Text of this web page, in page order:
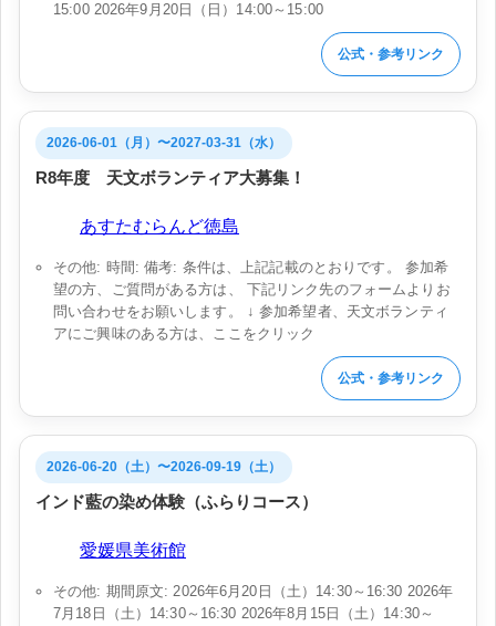
15:00 2026年9月20日（日）14:00～15:00
公式・参考リンク
2026-06-01（月）〜2027-03-31（水）
R8年度 天文ボランティア大募集！
あすたむらんど徳島
その他: 時間: 備考: 条件は、上記記載のとおりです。 参加希
望の方、ご質問がある方は、 下記リンク先のフォームよりお
問い合わせをお願いします。 ↓ 参加希望者、天文ボランティ
アにご興味のある方は、ここをクリック
公式・参考リンク
2026-06-20（土）〜2026-09-19（土）
インド藍の染め体験（ふらりコース）
愛媛県美術館
その他: 期間原文: 2026年6月20日（土）14:30～16:30 2026年
7月18日（土）14:30～16:30 2026年8月15日（土）14:30～